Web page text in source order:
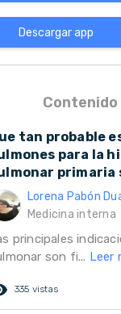
Descargar app
Contenido
tan probable
para la
primaria
Lorena Pabón
Medicina interna
principales
son fi... Leer
335 vistas